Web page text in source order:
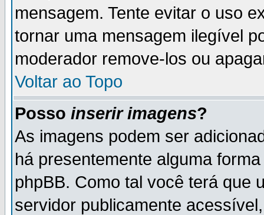
mensagem. Tente evitar o uso
tornar uma mensagem ilegível
moderador remove-los ou
Voltar ao Topo
Posso inserir imagens?
As imagens podem ser
há presentemente alguma
phpBB. Como tal você terá que
servidor publicamente